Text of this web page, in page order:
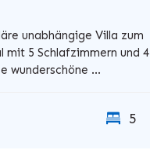
unabhängige Villa zum
mit 5 Schlafzimmern und 4
wunderschöne ...
5